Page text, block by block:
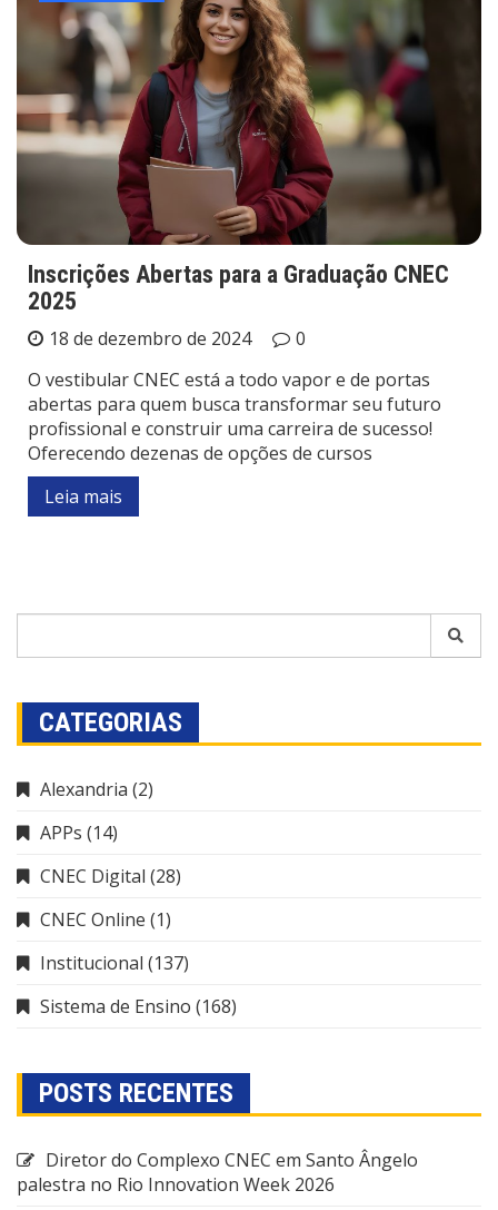
Inscrições Abertas para a Graduação CNEC
2025
18 de dezembro de 2024
0
O vestibular CNEC está a todo vapor e de portas
abertas para quem busca transformar seu futuro
profissional e construir uma carreira de sucesso!
Oferecendo dezenas de opções de cursos
Leia mais
CATEGORIAS
Alexandria (2)
APPs (14)
CNEC Digital (28)
CNEC Online (1)
Institucional (137)
Sistema de Ensino (168)
POSTS RECENTES
Diretor do Complexo CNEC em Santo Ângelo
palestra no Rio Innovation Week 2026